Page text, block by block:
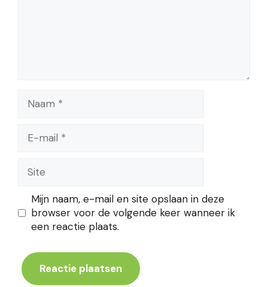
mail
Mijn naam, e-mail en site opslaan in deze
browser voor de volgende keer wanneer ik
een reactie plaats.